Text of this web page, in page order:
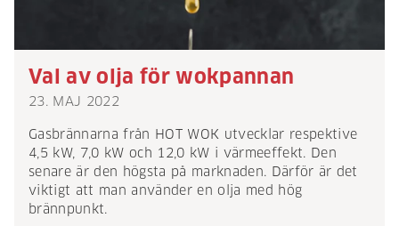
Val av olja för wokpannan
23. MAJ 2022
Gasbrännarna från HOT WOK utvecklar respektive
4,5 kW, 7,0 kW och 12,0 kW i värmeeffekt. Den
senare är den högsta på marknaden. Därför är det
viktigt att man använder en olja med hög
brännpunkt.